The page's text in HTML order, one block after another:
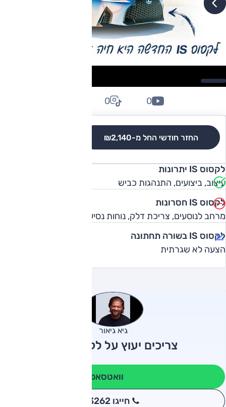
החזר חודשי החל מ-₪2,140
0
0
לקסוס IS יתרונות
עיצוב, ביצועים, התנהגות כביש
לקסוס IS חסרונות
מרחב לנוסעים, צריכת דלק, נוחות נסיעה
לקסוס IS בשורה תחתונה
הצעה לא שגרתית
גיא גיאור
צריכים יעוץ על לקסוס IS?
וואטסאפ
חייגו 3262